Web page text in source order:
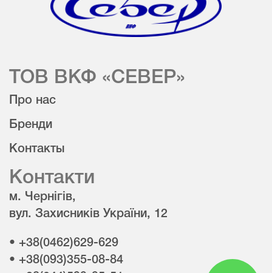
ТОВ ВКФ «СЕВЕР»
Про нас
Бренди
Контакты
Контакти
м. Чернігів,
вул. Захисників України, 12
• +38(0462)629-629
• +38(093)355-08-84